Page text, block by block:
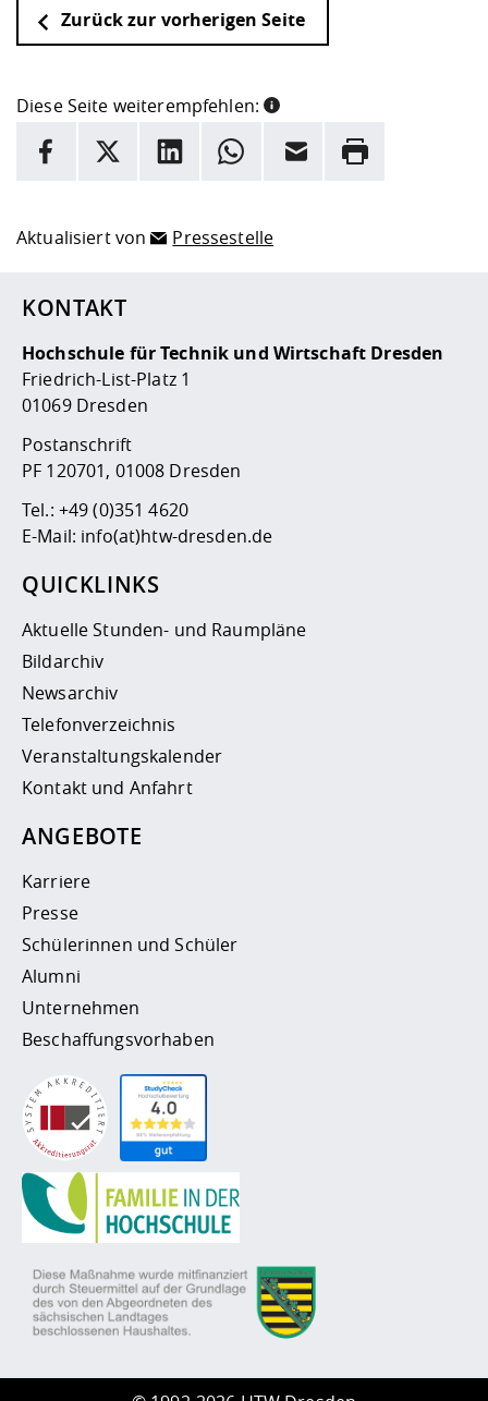
Zurück zur vorherigen Seite
Diese Seite weiterempfehlen:
INFORMATION
Hier stehen weitere Informationen und ein Link zur
Facebook
X LinkedInWhatsappE-Mail Drucken
Aktualisiert von Pressestelle
KONTAKT
Hochschule für Technik und Wirtschaft Dresden
Friedrich-List-Platz 1
01069 Dresden
Postanschrift
PF 120701, 01008 Dresden
Tel.: +49 (0)351 4620
E-Mail: info(at)htw-dresden.de
QUICKLINKS
Aktuelle Stunden- und Raumpläne
Bildarchiv
Newsarchiv
Telefonverzeichnis
Veranstaltungskalender
Kontakt und Anfahrt
ANGEBOTE
Karriere
Presse
Schülerinnen und Schüler
Alumni
Unternehmen
Beschaffungsvorhaben